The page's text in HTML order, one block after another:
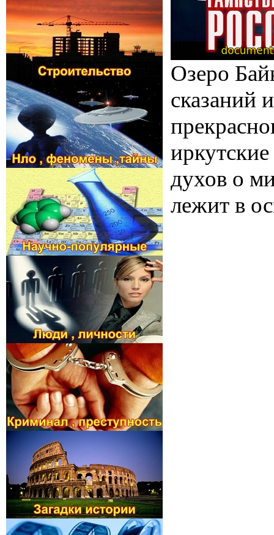
Озеро
сказаний
духов о
лежит в